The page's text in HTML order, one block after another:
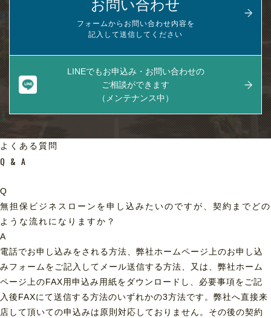
お問い合わせ
フォームからお問い合わせ内容を
記入して送信してください
LINEでもお申込み・お問い合わせの
ご相談ができます
（メンテナンス中）
よくある質問
Q & A
Q
無担保ビジネスローンを申し込みたいのですが、契約までどの
ような流れになりますか？
A
電話でお申し込みをされる方法、弊社ホームページ上のお申し込
みフォームをご記入してメール送信する方法、又は、弊社ホーム
ページ上のFAX用申込み用紙をダウンロードし、必要事項をご記
入後FAXにて送信する方法のいずれかの3方法です。弊社へ直接来
店して頂いての申込みは原則対応しておりません。その後の契約